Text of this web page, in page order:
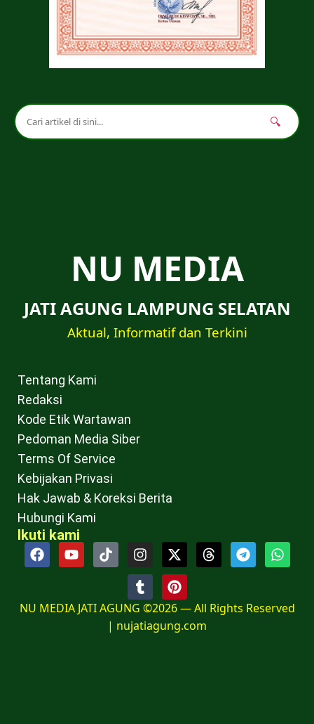
🔍
NU MEDIA
JATI AGUNG LAMPUNG SELATAN
Aktual, Informatif dan Terkini
Tentang Kami
Redaksi
Kode Etik Wartawan
Pedoman Media Siber
Terms Of Service
Kebijakan Privasi
Hak Jawab & Koreksi Berita
Hubungi Kami
Ikuti kami
NU MEDIA JATI AGUNG ©2026 — All Rights Reserved
| nujatiagung.com